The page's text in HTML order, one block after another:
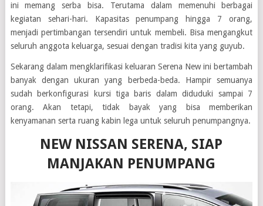
ini memang serba bisa. Terutama dalam memenuhi berbagai
kegiatan sehari-hari. Kapasitas penumpang hingga 7 orang,
menjadi pertimbangan tersendiri untuk membeli. Bisa mengangkut
seluruh anggota keluarga, sesuai dengan tradisi kita yang guyub.
Sekarang dalam mengklarifikasi keluaran Serena New ini bertambah
banyak dengan ukuran yang berbeda-beda. Hampir semuanya
sudah berkonfigurasi kursi tiga baris dalam diduduki sampai 7
orang. Akan tetapi, tidak bayak yang bisa memberikan
kenyamanan serta ruang kabin lega untuk seluruh penumpangnya.
NEW NISSAN SERENA, SIAP
MANJAKAN PENUMPANG